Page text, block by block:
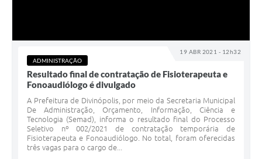
19 ABR 2021 - 12h32
ADMINISTRAÇÃO
Resultado final de contratação de Fisioterapeuta e
Fonoaudiólogo é divulgado
A Prefeitura de Divinópolis, por meio da Secretaria Municipal
De Administração, Orçamento, Informação, Ciência e
Tecnologia (Semad), informa o resultado final do Processo
Seletivo nº 002/2021 de contratação temporária de
Fisioterapeuta e Fonoaudiólogo. No total, foram oferecidas
três vagas para o cargo de...